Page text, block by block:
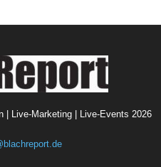
| Live-Marketing | Live-Events 2026